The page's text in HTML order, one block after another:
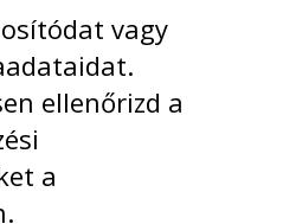
vagy
ellenőrizd a
a